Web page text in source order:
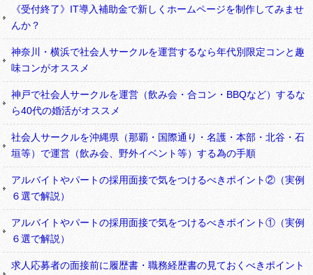
《受付終了》IT導入補助金で新しくホームページを制作してみませ
んか？
神奈川・横浜で社会人サークルを運営するなら年代別限定コンと趣
味コンがオススメ
神戸で社会人サークルを運営（飲み会・合コン・BBQなど）するな
ら40代の婚活がオススメ
社会人サークルを沖縄県（那覇・国際通り・名護・本部・北谷・石
垣等）で運営（飲み会、野外イベント等）する為の手順
アルバイトやパートの採用面接で気をつけるべきポイント②（実例
６選で解説）
アルバイトやパートの採用面接で気をつけるべきポイント①（実例
６選で解説）
求人応募者の面接前に履歴書・職務経歴書の見ておくべきポイント